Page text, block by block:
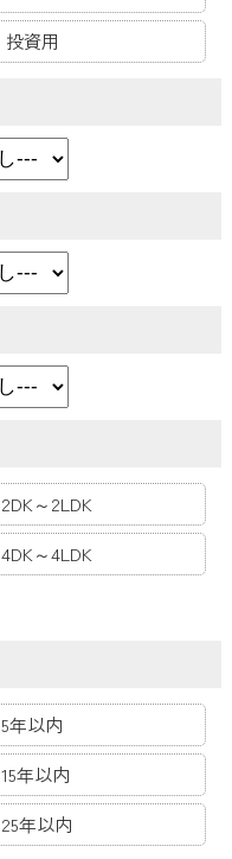
投資用
2DK～2LDK
4DK～4LDK
5年以内
15年以内
25年以内